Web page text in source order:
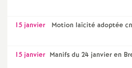
15 janvier Motion laïcité adoptée
15 janvier Manifs du 24 janvier en